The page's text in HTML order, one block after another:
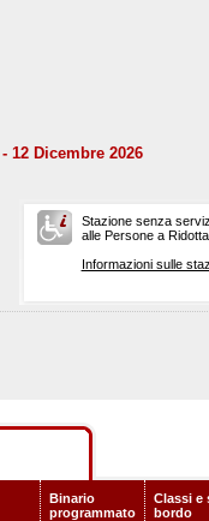
12 Dicembre 2026
Stazione senza
alle Persone a
Informazioni sulle
Binario
programmato
Classi e
bordo